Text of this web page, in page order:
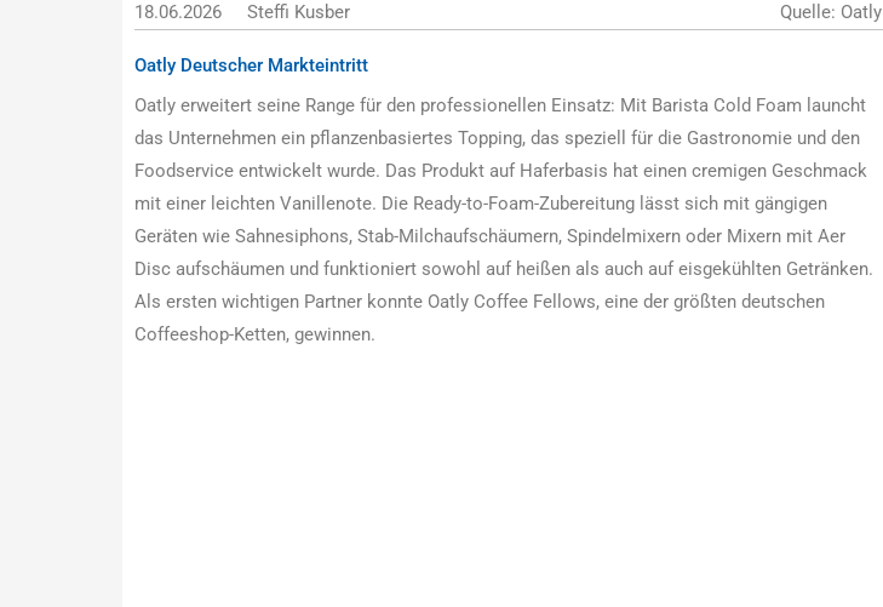
18.06.2026
Steffi Kusber Quelle: Oatly
Oatly Deutscher Markteintritt
Oatly erweitert seine Range für den professionellen Einsatz: Mit Barista Cold Foam launcht
das Unternehmen ein pflanzenbasiertes Topping, das speziell für die Gastronomie und den
Foodservice entwickelt wurde. Das Produkt auf Haferbasis hat einen cremigen Geschmack
mit einer leichten Vanillenote. Die Ready-to-Foam-Zubereitung lässt sich mit gängigen
Geräten wie Sahnesiphons, Stab-Milchaufschäumern, Spindelmixern oder Mixern mit Aer
Disc aufschäumen und funktioniert sowohl auf heißen als auch auf eisgekühlten Getränken.
Als ersten wichtigen Partner konnte Oatly Coffee Fellows, eine der größten deutschen
Coffeeshop-Ketten, gewinnen.